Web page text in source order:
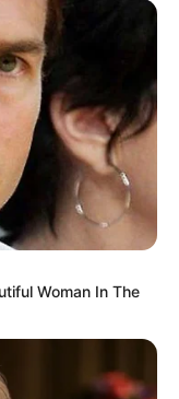
Woman In The